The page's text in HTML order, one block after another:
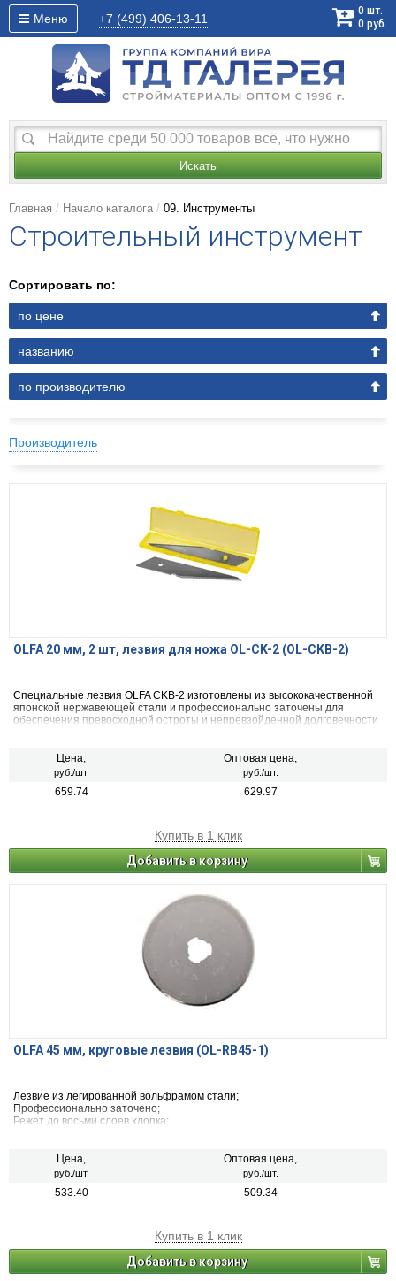
Меню +7 (499) 406-13-11
0 шт.
0 руб.
Искать
Главная Начало каталога 09. Инструменты
Строительный инструмент
Сортировать по:
по цене
названию
по производителю
Производитель
OLFA 20 мм, 2 шт, лезвия для ножа OL-CK-2 (OL-CKB-2)
Специальные лезвия OLFA CKB-2 изготовлены из высококачественной
японской нержавеющей стали и профессионально заточены для
обеспечения превосходной остроты и непревзойденной долговечности
Цена,
руб./шт.
Оптовая цена,
руб./шт.
659.74 629.97
Купить в 1 клик
Добавить в корзину
OLFA 45 мм, круговые лезвия (OL-RB45-1)
Лезвие из легированной вольфрамом стали;
Профессионально заточено;
Режет до восьми слоев хлопка;
Подходит для большинства круговых ножей 45 мм.
Цена,
руб./шт.
Оптовая цена,
руб./шт.
533.40 509.34
Купить в 1 клик
Добавить в корзину